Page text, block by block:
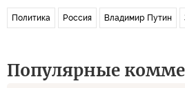
Политика Россия Владимир Путин
Популярные